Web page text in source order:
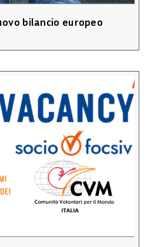
bilancio europeo